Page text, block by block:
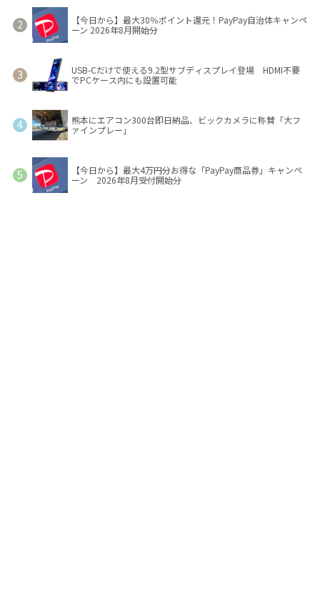
【今日から】最大30％ポイント還元！PayPay自治体キャンペ
ーン 2026年8月開始分
USB-Cだけで使える9.2型サブディスプレイ登場 HDMI不要
でPCケース内にも設置可能
熊本にエアコン300台即日納品、ビックカメラに称賛「大フ
ァインプレー」
【今日から】最大4万円分お得な「PayPay商品券」キャンペ
ーン 2026年8月受付開始分